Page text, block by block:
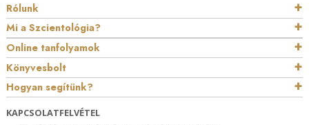
Rólunk
Mi a Szcientológia?
Online tanfolyamok
Könyvesbolt
Hogyan segítünk?
KAPCSOLATFELVÉTEL